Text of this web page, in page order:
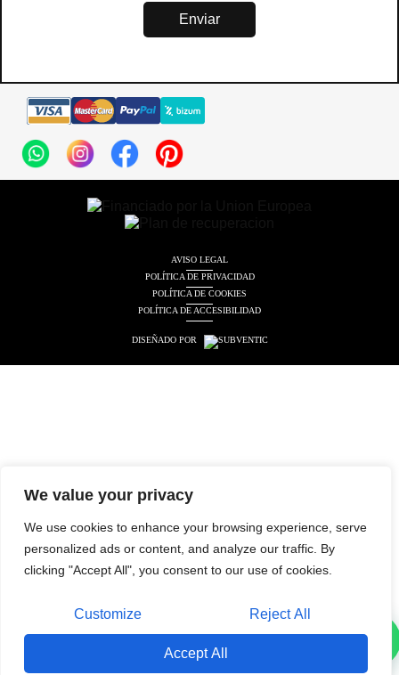
We value your privacy
We use cookies to enhance your browsing experience, serve
personalized ads or content, and analyze our traffic. By
clicking "Accept All", you consent to our use of cookies.
Customize Reject All
Accept All
Enviar
AVISO LEGAL
POLÍTICA DE PRIVACIDAD
POLÍTICA DE COOKIES
POLÍTICA DE ACCESIBILIDAD
DISEÑADO POR